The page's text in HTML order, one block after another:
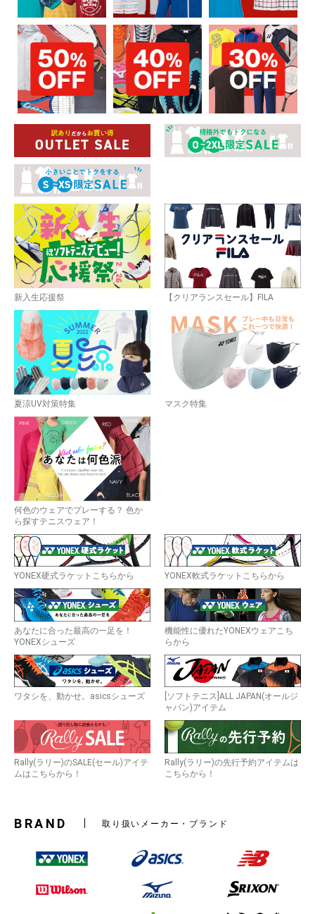
お買い物を続ける カートへ進む
新入生応援祭 【クリアランスセール】FILA
夏涼UV対策特集 マスク特集
何色のウェアでプレーする？ 色か
ら探すテニスウェア！
YONEX硬式ラケットこちらから YONEX軟式ラケットこちらから
あなたに合った最高の一足を！
YONEXシューズ
機能性に優れたYONEXウェアこち
らから
ワタシを、動かせ。asicsシューズ
[ソフトテニス]ALL JAPAN(オールジ
ャパン)アイテム
Rally(ラリー)のSALE(セール)アイテ
ムはこちらから！
Rally(ラリー)の先行予約アイテムは
こちらから！
BRAND 取り扱いメーカー・ブランド